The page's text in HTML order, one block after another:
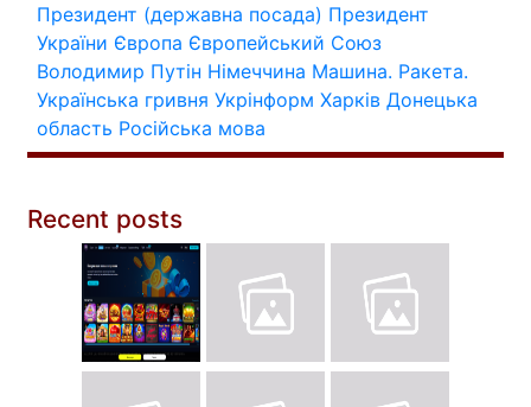
Президент (державна посада) Президент
України Європа Європейський Союз
Володимир Путін Німеччина Машина. Ракета.
Українська гривня Укрінформ Харків Донецька
область Російська мова
Recent posts